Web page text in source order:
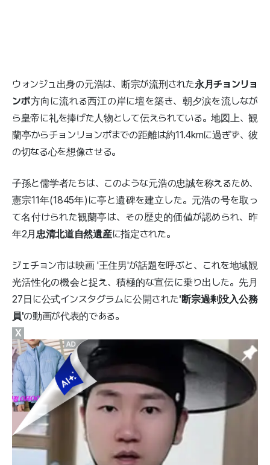
ウォンジュ出身の元浩は、断宗が流刑された永月チョンリョ
ンポ方向に流れる西江の岸に壇を築き、朝夕涙を流しなが
ら皇帝に礼を捧げた人物として伝えられている。地図上、観
蘭亭からチョンリョンポまでの距離は約11.4kmに過ぎず、彼
の切なる心を想像させる。
子孫と儒学者たちは、このような元浩の忠誠を称えるため、
憲宗11年(1845年)に亭と遺碑を建立した。元浩の号を取っ
て名付けられた観蘭亭は、その歴史的価値が認められ、昨
年2月忠清北道自然遺産に指定された。
ジェチョン市は映画 '王住男'が話題を呼ぶと、これを地域観
光活性化の機会と捉え、積極的な宣伝に乗り出した。先月
27日に公式インスタグラムに公開された'断宗過剰没入公務
員'の動画が代表的である。
X